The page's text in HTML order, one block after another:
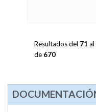
Resultados del 71 al
de 670